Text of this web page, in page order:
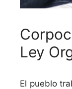
Ley
El pueblo